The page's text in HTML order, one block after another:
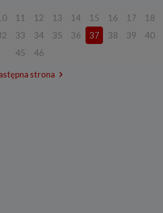
11 12 13 14 15 16 17 18
33 34 35 36 37 38 39 40
45
46
strona
może uniemożliwić poprawne świadczenie usług.
przysługuje Ci prawo do wniesienia sprzeciwu
powyżej. Przestaniemy przetwarzać Twoje dane
stanie wykazać, że w stosunku do Twoich danych
będą nam niezbędne do ewentualnego ustalenia,